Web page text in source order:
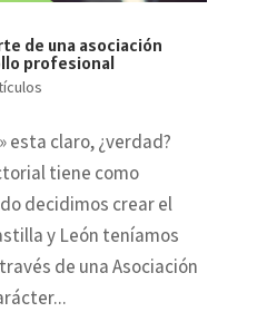
de una asociación
profesional
esta claro, ¿verdad?
tiene como
decidimos crear el
y León teníamos
de una Asociación